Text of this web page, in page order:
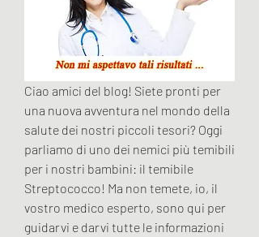
Ciao amici del blog! Siete pronti per
una nuova avventura nel mondo della
salute dei nostri piccoli tesori? Oggi
parliamo di uno dei nemici più temibili
per i nostri bambini: il temibile
Streptococco! Ma non temete, io, il
vostro medico esperto, sono qui per
guidarvi e darvi tutte le informazioni